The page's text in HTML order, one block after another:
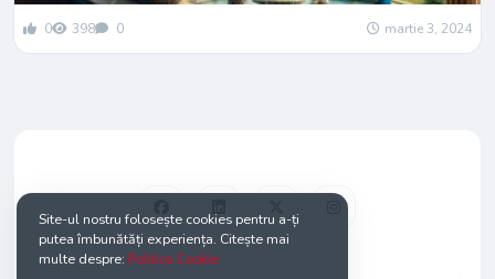
0 398 0 martie 3, 2024
Site-ul nostru folosește cookies pentru a-ți
putea îmbunătăți experiența. Citește mai
multe despre: Politica Cookie